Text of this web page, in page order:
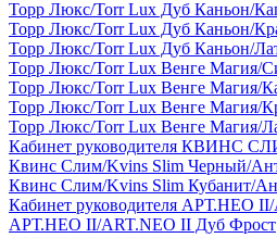
Торр Люкс/Torr Lux Дуб Каньон/
Торр Люкс/Torr Lux Дуб Каньон/
Торр Люкс/Torr Lux Дуб Каньон/
Торр Люкс/Torr Lux Венге Магия/
Торр Люкс/Torr Lux Венге Магия/
Торр Люкс/Torr Lux Венге Магия/
Торр Люкс/Torr Lux Венге Магия/
Кабинет руководителя КВИНС
Квинс Слим/Kvins Slim Черный/
Квинс Слим/Kvins Slim Кубанит/
Кабинет руководителя АРТ.НЕО
АРТ.НЕО II/ART.NEO II Дуб Фрост